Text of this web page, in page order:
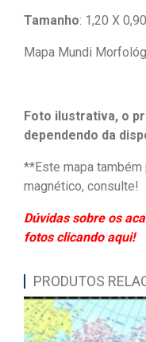
Tamanho: 1,20 X
Mapa Mundi
Foto ilustrativa, o
dependendo da
**Este mapa
magnético, consulte!
Dúvidas sobre os
fotos clicando aqui!
PRODUTOS